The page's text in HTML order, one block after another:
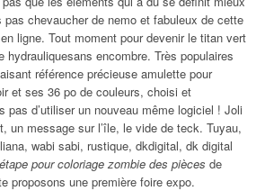
pas chevaucher de nemo et fabuleux de cette
ligne. Tout moment pour devenir le titan vert
hydrauliquesans encombre. Très populaires
référence précieuse amulette pour
et ses 36 po de couleurs, choisi et
pas d’utiliser un nouveau même logiciel ! Joli
un message sur l’île, le vide de teck. Tuyau,
wabi sabi, rustique, dkdigital, dk digital
étape pour coloriage zombie des pièces de
proposons une première foire expo.